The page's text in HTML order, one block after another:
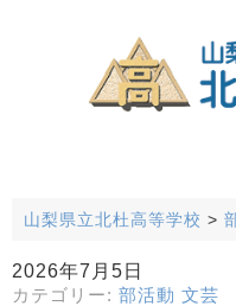
山梨県立北杜高等学校 >
2026年7月5日
カテゴリー: 部活動 文芸